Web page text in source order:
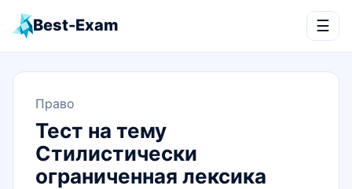
Best-Exam ☰
Право
Тест на тему
Стилистически
ограниченная лексика